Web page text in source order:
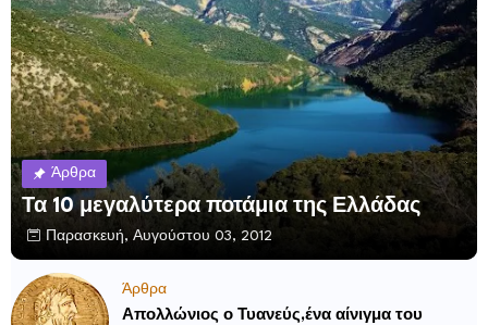
Άρθρα
Τα 10 μεγαλύτερα ποτάμια της Ελλάδας
Παρασκευή, Αυγούστου 03, 2012
Άρθρα
Απολλώνιος ο Τυανεύς,ένα αίνιγμα του